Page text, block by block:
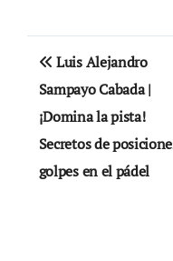
Navegación
de
entradas
Luis Alejandro
Sampayo Cabada |
¡Domina la pista!
Secretos de
golpes en el pádel